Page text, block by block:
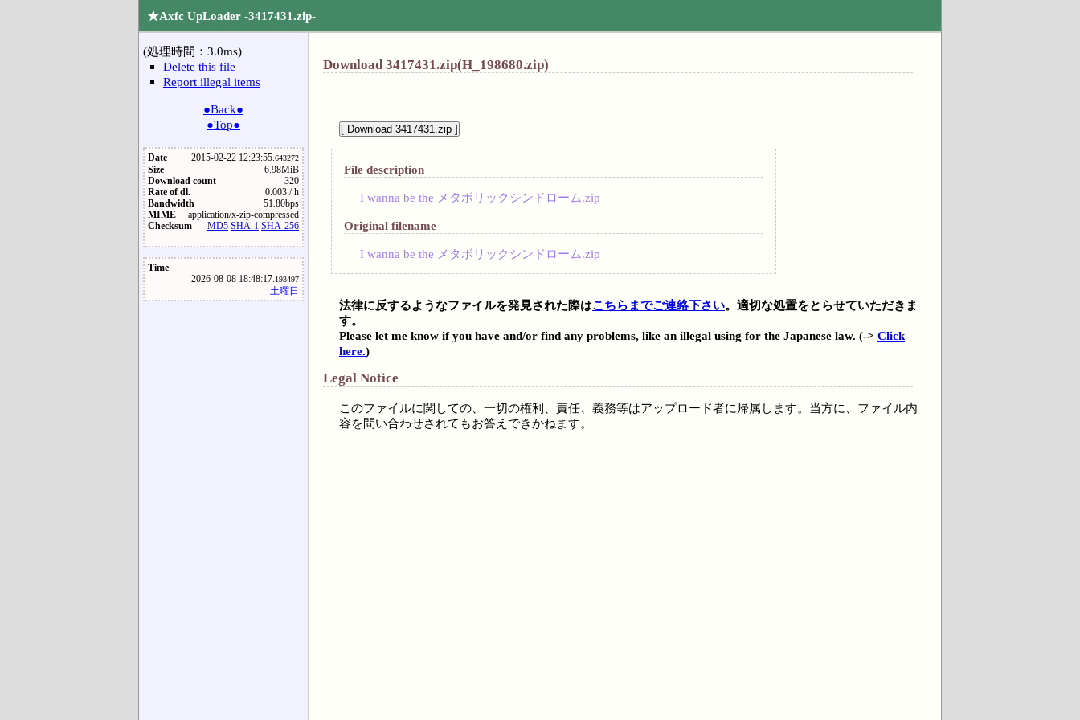
★Axfc UpLoader -3417431.zip-
(処理時間：3.0ms)
Delete this file
Report illegal items
●Back●
●Top●
Date 2015-02-22 12:23:55.643272
Size
6.98MiB
Download count
320
Rate of dl.
0.003 / h
Bandwidth
51.80bps
MIME
application/x-zip-compressed
Checksum
MD5 SHA-1 SHA-256
Time
2026-08-08 18:48:17.193497
土曜日
Download 3417431.zip(H_198680.zip)
File description
I wanna be the メタボリックシンドローム.zip
Original filename
I wanna be the メタボリックシンドローム.zip
法律に反するようなファイルを発見された際はこちらまでご連絡下さい。適切な処置をとらせていただきま
す。
Please let me know if you have and/or find any problems, like an illegal using for the Japanese law. (-> Click
here.)
Legal Notice
このファイルに関しての、一切の権利、責任、義務等はアップロード者に帰属します。当方に、ファイル内
容を問い合わせされてもお答えできかねます。